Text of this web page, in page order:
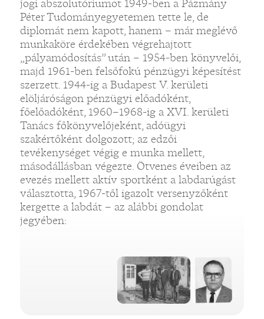
jogi abszolutóriumot 1949-ben a Pázmány
Péter Tudományegyetemen tette le, de
diplomát nem kapott, hanem – már meglévő
munkaköre érdekében végrehajtott
„pályamódosítás” után – 1954-ben könyvelői,
majd 1961-ben felsőfokú pénzügyi képesítést
szerzett. 1944-ig a Budapest V. kerületi
elöljáróságon pénzügyi előadóként,
főelőadóként, 1960–1968-ig a XVI. kerületi
Tanács főkönyvelőjeként, adóügyi
szakértőként dolgozott; az edzői
tevékenységet végig e munka mellett,
másodállásban végezte. Ötvenes éveiben az
evezés mellett aktív sportként a labdarúgást
választotta, 1967-től igazolt versenyzőként
kergette a labdát – az alábbi gondolat
jegyében: